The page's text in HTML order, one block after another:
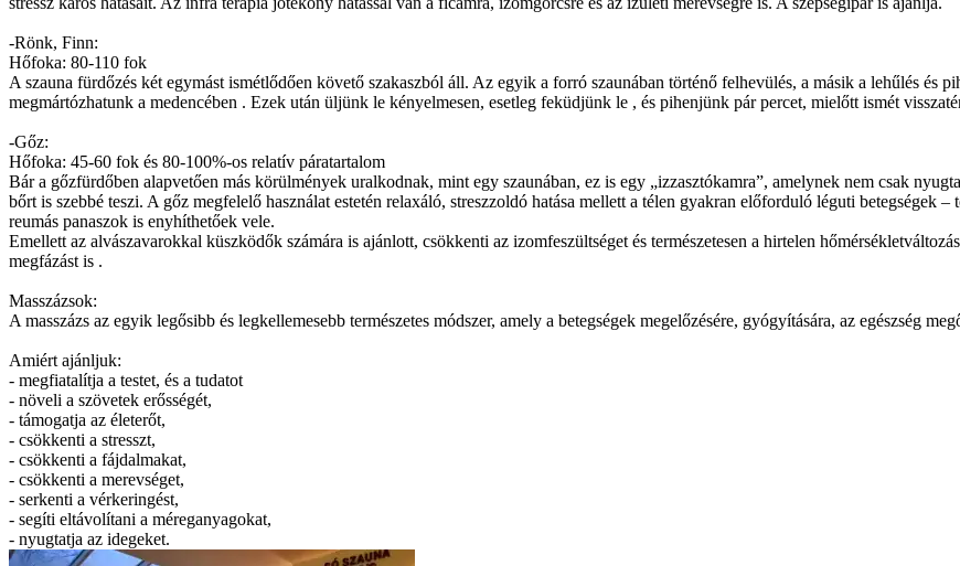
-Rönk, Finn:
Hőfoka: 80-110 fok
A szauna fürdőzés két egymást ismétlődően követő szakaszból áll. Az egyik a forró szaunában történő felhevülés, a másik a lehűlés és
megmártózhatunk a medencében . Ezek után üljünk le kényelmesen, esetleg feküdjünk le , és pihenjünk pár percet, mielőtt ismét
-Gőz:
Hőfoka: 45-60 fok és 80-100%-os relatív páratartalom
Bár a gőzfürdőben alapvetően más körülmények uralkodnak, mint egy szaunában, ez is egy „izzasztókamra”, amelynek nem csak
bőrt is szebbé teszi. A gőz megfelelő használat estetén relaxáló, streszzoldó hatása mellett a télen gyakran előforduló léguti betegségek
reumás panaszok is enyhíthetőek vele.
Emellett az alvászavarokkal küszködők számára is ajánlott, csökkenti az izomfeszültséget és természetesen a hirtelen
megfázást is .
Masszázsok:
A masszázs az egyik legősibb és legkellemesebb természetes módszer, amely a betegségek megelőzésére, gyógyítására, az egészség
Amiért ajánljuk:
- megfiatalítja a testet, és a tudatot
- növeli a szövetek erősségét,
- támogatja az életerőt,
- csökkenti a stresszt,
- csökkenti a fájdalmakat,
- csökkenti a merevséget,
- serkenti a vérkeringést,
- segíti eltávolítani a méreganyagokat,
- nyugtatja az idegeket.